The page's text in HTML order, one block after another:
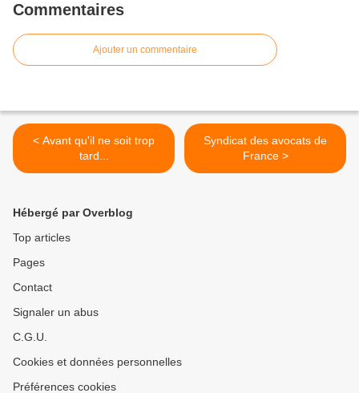
Commentaires
Ajouter un commentaire
< Avant qu'il ne soit trop
tard...
Syndicat des avocats de
France >
Hébergé par Overblog
Top articles
Pages
Contact
Signaler un abus
C.G.U.
Cookies et données personnelles
Préférences cookies